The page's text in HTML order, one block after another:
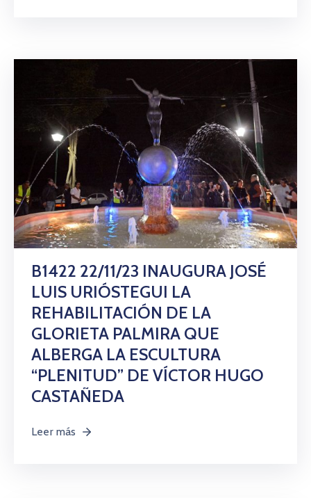
B1422 22/11/23 INAUGURA JOSÉ
LUIS URIÓSTEGUI LA
REHABILITACIÓN DE LA
GLORIETA PALMIRA QUE
ALBERGA LA ESCULTURA
“PLENITUD” DE VÍCTOR HUGO
CASTAÑEDA
Leer más